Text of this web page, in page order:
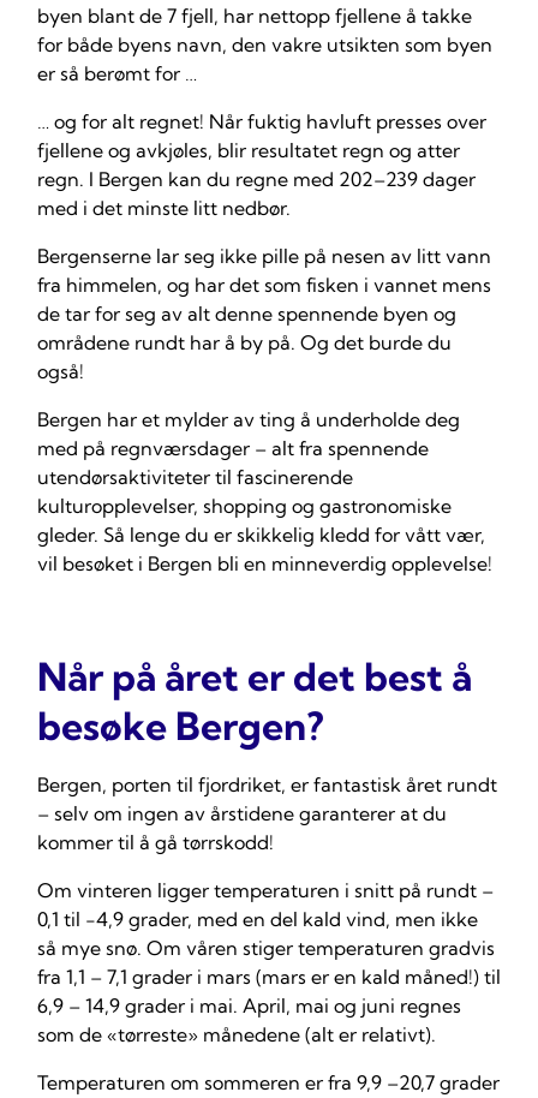
byen blant de 7 fjell, har nettopp fjellene å takke
for både byens navn, den vakre utsikten som byen
er så berømt for …
… og for alt regnet! Når fuktig havluft presses over
fjellene og avkjøles, blir resultatet regn og atter
regn. I Bergen kan du regne med 202–239 dager
med i det minste litt nedbør.
Bergenserne lar seg ikke pille på nesen av litt vann
fra himmelen, og har det som fisken i vannet mens
de tar for seg av alt denne spennende byen og
områdene rundt har å by på. Og det burde du
også!
Bergen har et mylder av ting å underholde deg
med på regnværsdager – alt fra spennende
utendørsaktiviteter til fascinerende
kulturopplevelser, shopping og gastronomiske
gleder. Så lenge du er skikkelig kledd for vått vær,
vil besøket i Bergen bli en minneverdig opplevelse!
Når på året er det best å
besøke Bergen?
Bergen, porten til fjordriket, er fantastisk året rundt
– selv om ingen av årstidene garanterer at du
kommer til å gå tørrskodd!
Om vinteren ligger temperaturen i snitt på rundt –
0,1 til -4,9 grader, med en del kald vind, men ikke
så mye snø. Om våren stiger temperaturen gradvis
fra 1,1 – 7,1 grader i mars (mars er en kald måned!) til
6,9 – 14,9 grader i mai. April, mai og juni regnes
som de «tørreste» månedene (alt er relativt).
Temperaturen om sommeren er fra 9,9 –20,7 grader